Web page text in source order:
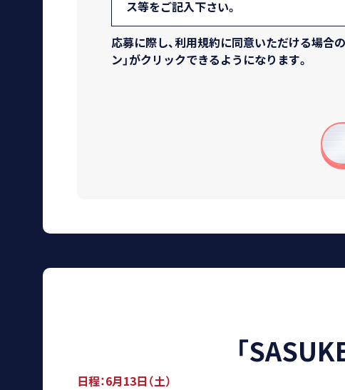
ス等をご記入下さい。
【著作権に関して】
1.申請画像の著作権は、撮影者に留保され
（投稿者ご自身が、自ら利用することを妨
（1）TBSの放送、TBSホームページ等の
（2）TBS及びTBSの番組等のPR・宣伝を
（3）国内・海外の放送、有線放送（CATV
（6）TBSの番組関連のDVD、雑誌、書籍
【個人情報について】
応募に際し、利用規約に同意いただける場合
ン」がクリックできるようになります。
「
日程：6月13日（土）